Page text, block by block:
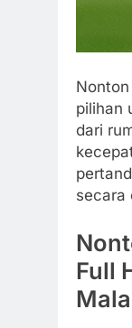
pilihan
dari
secara
Full